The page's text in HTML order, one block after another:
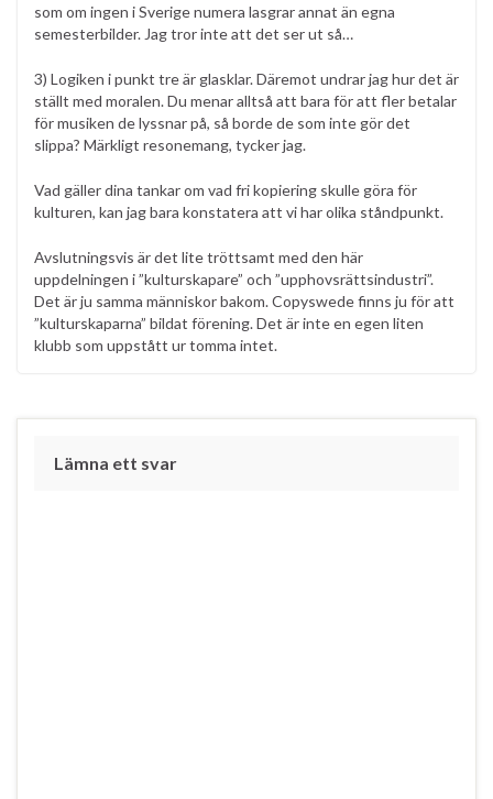
som om ingen i Sverige numera lasgrar annat än egna
semesterbilder. Jag tror inte att det ser ut så…
3) Logiken i punkt tre är glasklar. Däremot undrar jag hur det är
ställt med moralen. Du menar alltså att bara för att fler betalar
för musiken de lyssnar på, så borde de som inte gör det
slippa? Märkligt resonemang, tycker jag.
Vad gäller dina tankar om vad fri kopiering skulle göra för
kulturen, kan jag bara konstatera att vi har olika ståndpunkt.
Avslutningsvis är det lite tröttsamt med den här
uppdelningen i ”kulturskapare” och ”upphovsrättsindustri”.
Det är ju samma människor bakom. Copyswede finns ju för att
”kulturskaparna” bildat förening. Det är inte en egen liten
klubb som uppstått ur tomma intet.
Lämna ett svar